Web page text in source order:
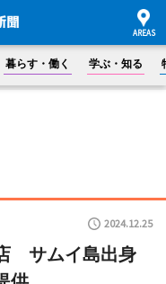
暮らす・働く 学ぶ・知る
2024.12.25
サムイ島出身